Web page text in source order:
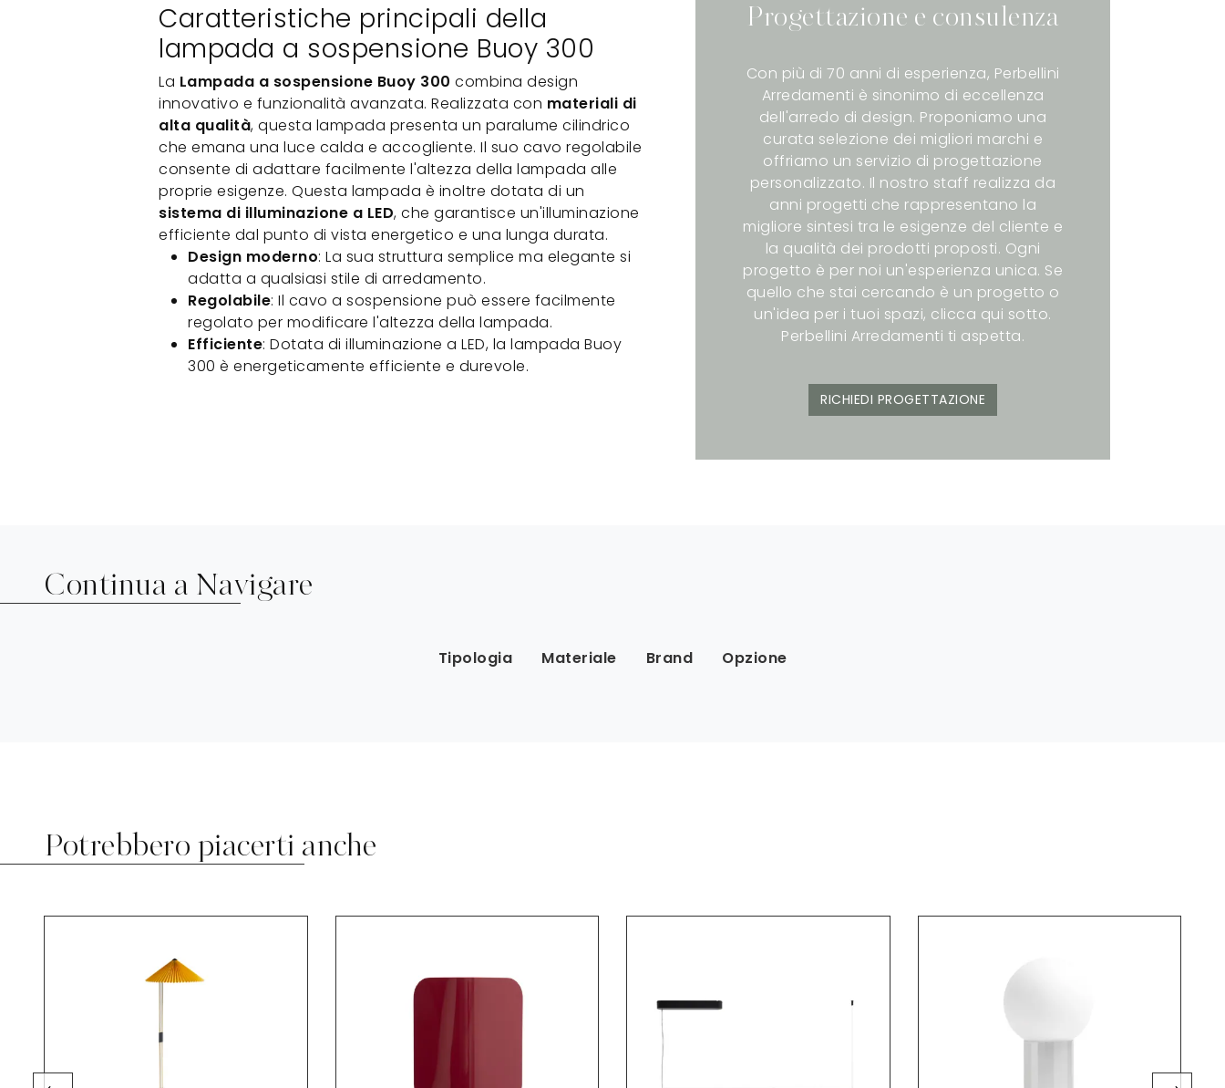
Caratteristiche principali della
lampada a sospensione Buoy 300
La Lampada a sospensione Buoy 300 combina design
innovativo e funzionalità avanzata. Realizzata con materiali di
alta qualità, questa lampada presenta un paralume cilindrico
che emana una luce calda e accogliente. Il suo cavo regolabile
consente di adattare facilmente l'altezza della lampada alle
proprie esigenze. Questa lampada è inoltre dotata di un
sistema di illuminazione a LED, che garantisce un'illuminazione
efficiente dal punto di vista energetico e una lunga durata.
Design moderno: La sua struttura semplice ma elegante si
adatta a qualsiasi stile di arredamento.
Regolabile: Il cavo a sospensione può essere facilmente
regolato per modificare l'altezza della lampada.
Efficiente: Dotata di illuminazione a LED, la lampada Buoy
300 è energeticamente efficiente e durevole.
Progettazione e consulenza
Con più di 70 anni di esperienza, Perbellini
Arredamenti è sinonimo di eccellenza
dell'arredo di design. Proponiamo una
curata selezione dei migliori marchi e
offriamo un servizio di progettazione
personalizzato. Il nostro staff realizza da
anni progetti che rappresentano la
migliore sintesi tra le esigenze del cliente e
la qualità dei prodotti proposti. Ogni
progetto è per noi un'esperienza unica. Se
quello che stai cercando è un progetto o
un'idea per i tuoi spazi, clicca qui sotto.
Perbellini Arredamenti ti aspetta.
RICHIEDI PROGETTAZIONE
Continua a Navigare
Tipologia Materiale Brand Opzione
Potrebbero piacerti anche